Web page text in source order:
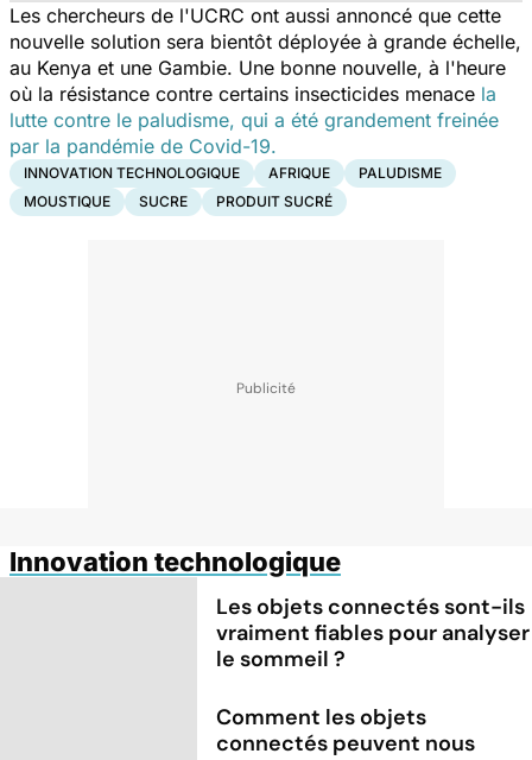
Les chercheurs de l'UCRC ont aussi annoncé que cette
nouvelle solution sera bientôt déployée à grande échelle,
au Kenya et une Gambie. Une bonne nouvelle, à l'heure
où la résistance contre certains insecticides menace la
lutte contre le paludisme, qui a été grandement freinée
par la pandémie de Covid-19.
INNOVATION TECHNOLOGIQUE AFRIQUE
PALUDISME
MOUSTIQUE
SUCRE PRODUIT SUCRÉ
Innovation technologique
Les objets connectés sont-ils
vraiment fiables pour analyser
le sommeil ?
Comment les objets
connectés peuvent nous